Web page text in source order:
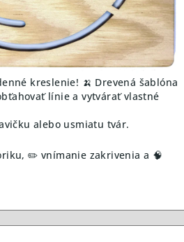
kreslenie! 🍌 Drevená šablóna
línie a vytvárať vlastné
alebo usmiatu tvár.
✏️ vnímanie zakrivenia a 🧠